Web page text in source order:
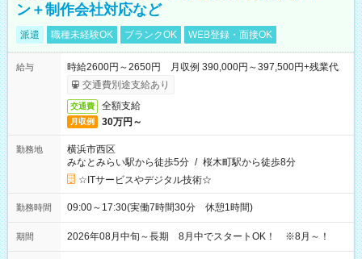
ン＋制作会社対応など
派遣 職種未経験OK ブランクOK WEB登録・面接OK
給与
時給2600円～2650円 月収例 390,000円～397,500円+残業代
交通費別途支給あり
交通費 全額支給
月収例 30万円～
勤務地
横浜市西区
みなとみらい駅から徒歩5分 / 桜木町駅から徒歩8分
☆ITサービスやデジタル技術☆
勤務時間 09:00～17:30(実働7時間30分 休憩1時間)
期間 2026年08月中旬～長期 8月中でスタートOK！ ※8月～！